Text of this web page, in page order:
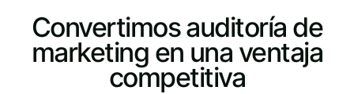
Convertimos auditoría de
marketing en una ventaja
competitiva